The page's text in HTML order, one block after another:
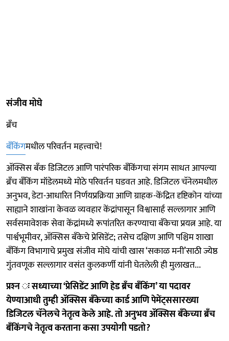
संजीव मोघे
ब्रँच
बँकिंगमधील परिवर्तन महत्त्वाचे!
अ‍ॅक्सिस बँक डिजिटल आणि पारंपरिक बँकिंगचा संगम साधत आपल्या
ब्रँच बँकिंग मॉडेलमध्ये मोठे परिवर्तन घडवत आहे. डिजिटल चॅनेलमधील
अनुभव, डेटा-आधारित निर्णयप्रक्रिया आणि ग्राहक-केंद्रित दृष्टिकोन यांच्या
साह्याने शाखांना केवळ व्यवहार केंद्रांपासून विश्वासार्ह सल्लागार आणि
सर्वसमावेशक सेवा केंद्रांमध्ये रूपांतरित करण्याचा बँकेचा प्रयत्न आहे. या
पार्श्वभूमीवर, अ‍ॅक्सिस बँकेचे प्रेसिडेंट; तसेच दक्षिण आणि पश्चिम शाखा
बँकिंग विभागाचे प्रमुख संजीव मोघे यांची खास ‘सकाळ मनी’साठी ज्येष्ठ
गुंतवणूक सल्लागार वसंत कुलकर्णी यांनी घेतलेली ही मुलाखत...
प्रश्‍न ः सध्याच्या ‘प्रेसिडेंट आणि हेड ब्रँच बँकिंग’ या पदावर
येण्याआधी तुम्ही अ‍ॅक्सिस बँकेच्या कार्ड आणि पेमेंट्ससारख्या
डिजिटल चॅनेलचे नेतृत्व केले आहे. तो अनुभव अ‍ॅक्सिस बँकेच्या ब्रँच
बँकिंगचे नेतृत्व करताना कसा उपयोगी पडतो?